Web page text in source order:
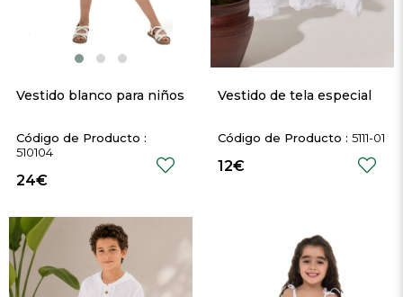
Vestido blanco para niños
510104
24€
Vestido de tela especial
5111-01
12€